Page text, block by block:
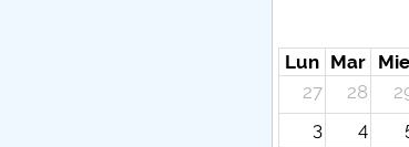
Lun Mar Mie
27
28
3
4